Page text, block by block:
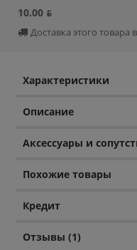
10.00 ƃ
Доставка этого товара
Характеристики
Описание
Аксессуары и
Похожие товары
Кредит
Отзывы (1)